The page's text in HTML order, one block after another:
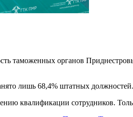
таможенных органов
лишь 68,4% штатных должностей.
квалификации сотрудников.